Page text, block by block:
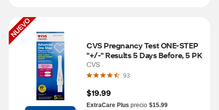
NUEVO
CVS Pregnancy Test ONE-STEP
"+/-" Results 5 Days Before, 5 PK
CVS
93
$19.99
ExtraCare Plus precio $15.99